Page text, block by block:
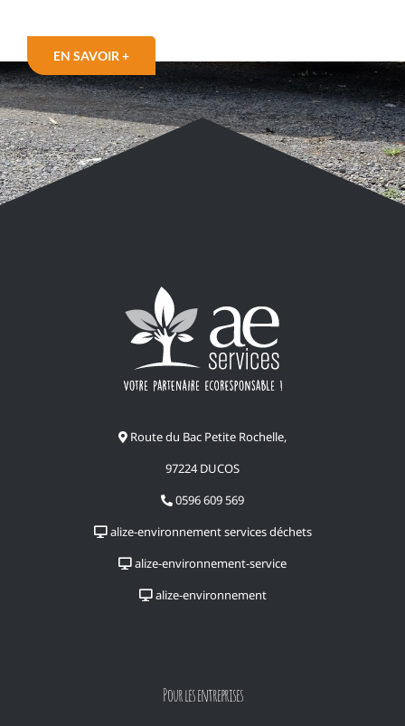
EN SAVOIR +
Route du Bac Petite Rochelle,
97224 DUCOS
0596 609 569
alize-environnement services déchets
alize-environnement-service
alize-environnement
Pour les entreprises